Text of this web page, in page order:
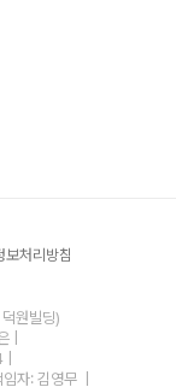
보처리방침
원빌딩)
|
임자: 김영무